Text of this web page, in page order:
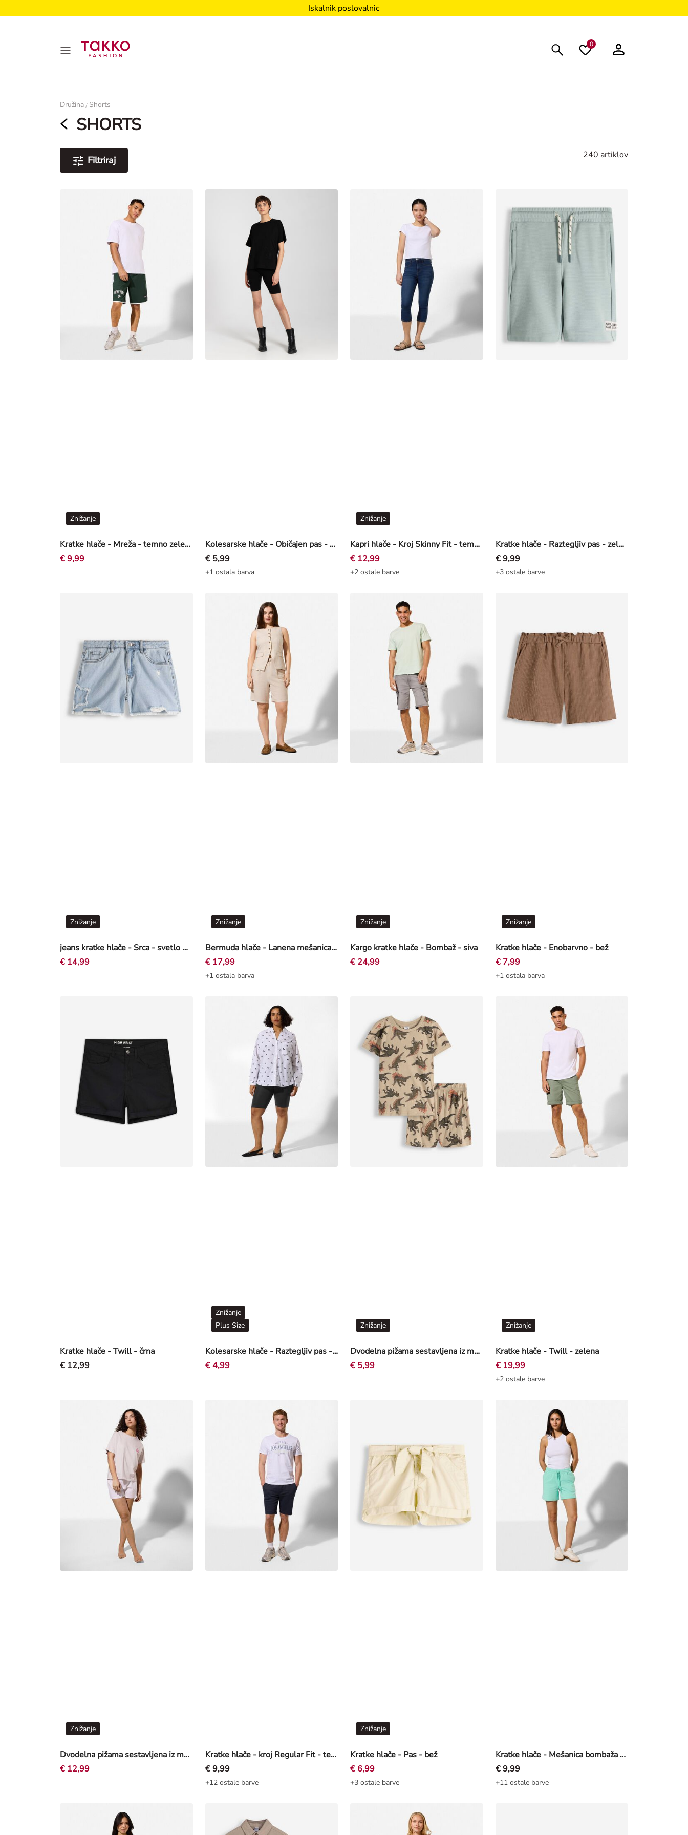
Iskalnik poslovalnic
0
Družina / Shorts
SHORTS
Filtriraj 240 artiklov
Kratke hlače - Mreža - temno zelena
Znižanje
€ 9,99
Kolesarske hlače - Običajen pas - črna
€ 5,99
+1 ostala barva
Kapri hlače - Kroj Skinny Fit - temno modra
Znižanje
€ 12,99
+2 ostale barve
Kratke hlače - Raztegljiv pas - zelena
€ 9,99
+3 ostale barve
jeans kratke hlače - Srca - svetlo modra
Znižanje
€ 14,99
Bermuda hlače - Lanena mešanica - bež
Znižanje
€ 17,99
+1 ostala barva
Kargo kratke hlače - Bombaž - siva
Znižanje
€ 24,99
Kratke hlače - Enobarvno - bež
Znižanje
€ 7,99
+1 ostala barva
Kratke hlače - Twill - črna
€ 12,99
Kolesarske hlače - Raztegljiv pas - črna
Znižanje
Plus Size
€ 4,99
Dvodelna pižama sestavljena iz majice in kratkih hlač - Vzorec po celotnem oblačilu - bež
Znižanje
€ 5,99
Kratke hlače - Twill - zelena
Znižanje
€ 19,99
+2 ostale barve
Dvodelna pižama sestavljena iz majice in kratkih hlač - mešanica vzorcev - svetlo roza
Znižanje
€ 12,99
Kratke hlače - kroj Regular Fit - temno modra
€ 9,99
+12 ostale barve
Kratke hlače - Pas - bež
Znižanje
€ 6,99
+3 ostale barve
Kratke hlače - Mešanica bombaža - zelena
€ 9,99
+11 ostale barve